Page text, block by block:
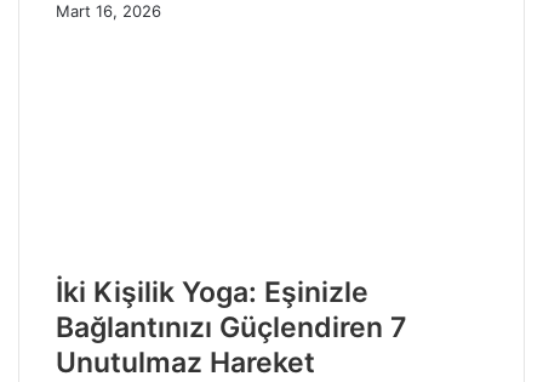
Mart 16, 2026
İki Kişilik Yoga: Eşinizle
Bağlantınızı Güçlendiren 7
Unutulmaz Hareket